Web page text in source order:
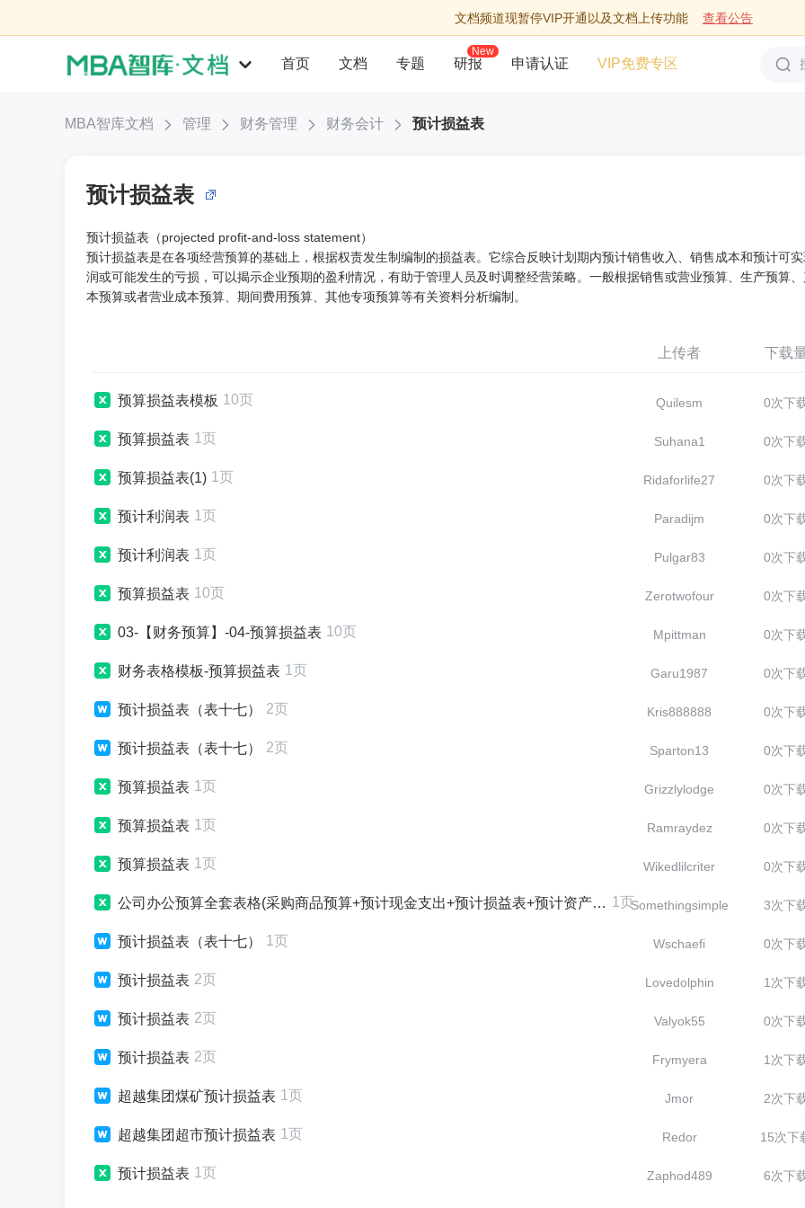
文档频道现暂停VIP开通以及文档上传功能 查看公告
首页 文档 专题 研报
New
申请认证 VIP免费专区
MBA智库文档 管理 财务管理 财务会计 预计损益表
预计损益表
预计损益表（projected profit-and-loss statement）
预计损益表是在各项经营预算的基础上，根据权责发生制编制的损益表。它综合反映计划期内预计销售收入、销售成本和预计可实
润或可能发生的亏损，可以揭示企业预期的盈利情况，有助于管理人员及时调整经营策略。一般根据销售或营业预算、生产预算
本预算或者营业成本预算、期间费用预算、其他专项预算等有关资料分析编制。
上传者 下载
预算损益表模板 10页 Quilesm 0次下
预算损益表 1页 Suhana1 0次下
预算损益表(1) 1页 Ridaforlife27 0次下
预计利润表 1页 Paradijm 0次下
预计利润表 1页 Pulgar83 0次下
预算损益表 10页 Zerotwofour 0次下
03-【财务预算】-04-预算损益表 10页 Mpittman 0次下
财务表格模板-预算损益表 1页 Garu1987 0次下
预计损益表（表十七） 2页 Kris888888 0次下
预计损益表（表十七） 2页 Sparton13 0次下
预算损益表 1页 Grizzlylodge 0次下
预算损益表 1页 Ramraydez 0次下
预算损益表 1页 Wikedlilcriter 0次下
公司办公预算全套表格(采购商品预算+预计现金支出+预计损益表+预计资产负债表) 1页Somethingsimple 3次下
预计损益表（表十七） 1页 Wschaefi 0次下
预计损益表 2页 Lovedolphin 1次下
预计损益表 2页 Valyok55 0次下
预计损益表 2页 Frymyera 1次下
超越集团煤矿预计损益表 1页 Jmor 2次下
超越集团超市预计损益表 1页 Redor 15次下
预计损益表 1页 Zaphod489 6次下